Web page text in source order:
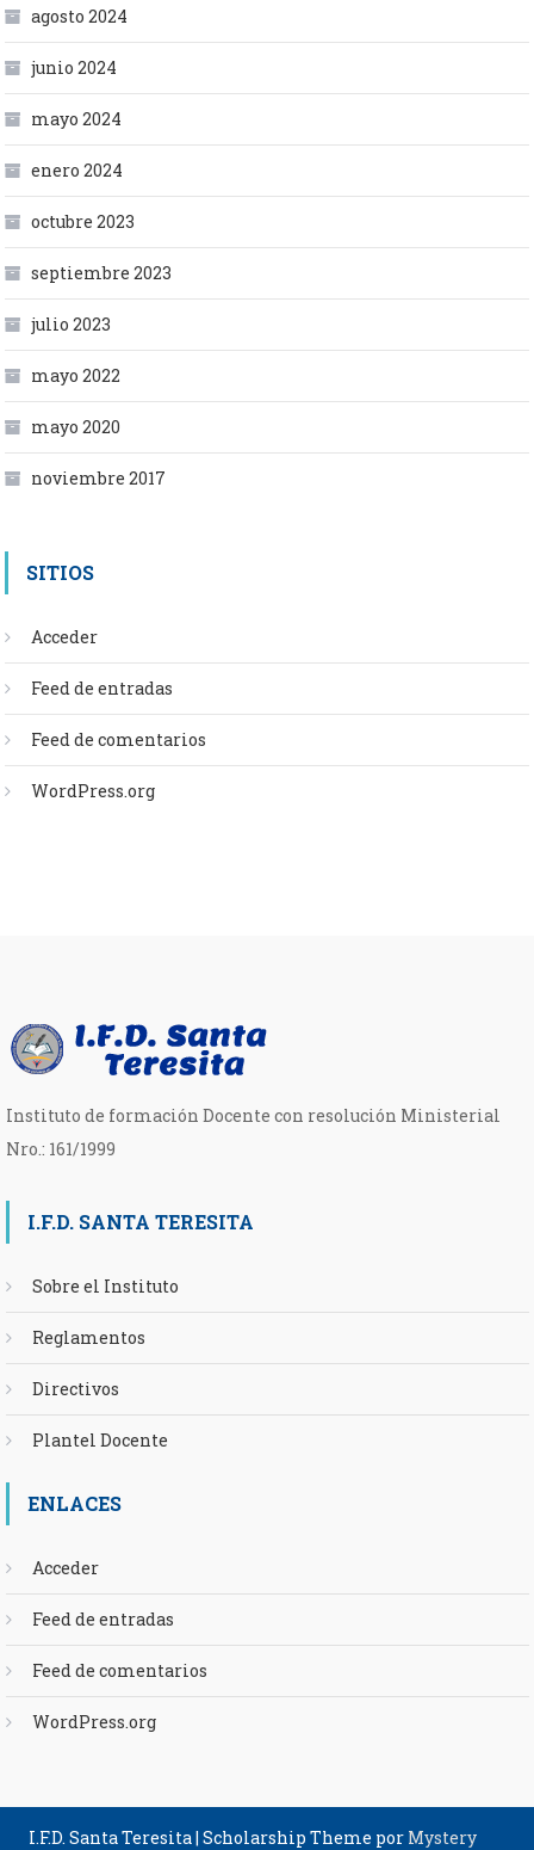
agosto 2024
junio 2024
mayo 2024
enero 2024
octubre 2023
septiembre 2023
julio 2023
mayo 2022
mayo 2020
noviembre 2017
SITIOS
Acceder
Feed de entradas
Feed de comentarios
WordPress.org
Instituto de formación Docente con resolución Ministerial
Nro.: 161/1999
I.F.D. SANTA TERESITA
Sobre el Instituto
Reglamentos
Directivos
Plantel Docente
ENLACES
Acceder
Feed de entradas
Feed de comentarios
WordPress.org
I.F.D. Santa Teresita|Scholarship Theme por Mystery